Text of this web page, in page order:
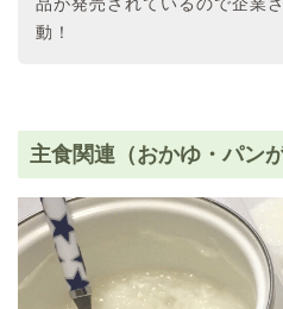
品が発売されているので企業
動！
主食関連（おかゆ・パンが